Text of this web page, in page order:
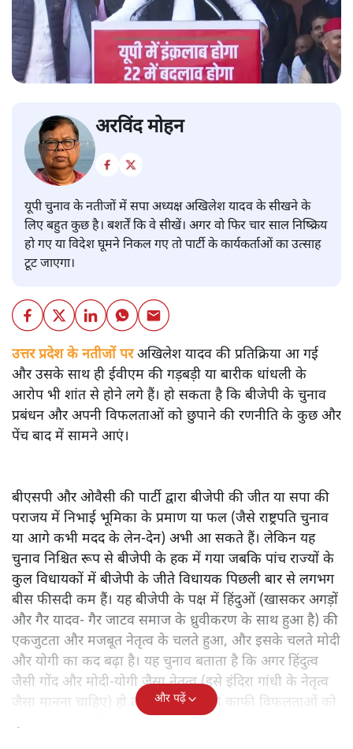
अरविंद मोहन
यूपी चुनाव के नतीजों में सपा अध्यक्ष अखिलेश यादव के सीखने के
लिए बहुत कुछ है। बशर्तें कि वे सीखें। अगर वो फिर चार साल निष्क्रिय
हो गए या विदेश घूमने निकल गए तो पार्टी के कार्यकर्ताओं का उत्साह
टूट जाएगा।
उत्तर प्रदेश के नतीजों परअखिलेश यादव की प्रतिक्रिया आ गई
और उसके साथ ही ईवीएम की गड़बड़ी या बारीक धांधली के
आरोप भी शांत से होने लगे हैं। हो सकता है कि बीजेपी के चुनाव
प्रबंधन और अपनी विफलताओं को छुपाने की रणनीति के कुछ और
पेंच बाद में सामने आएं।
बीएसपी और ओवैसी की पार्टी द्वारा बीजेपी की जीत या सपा की
पराजय में निभाई भूमिका के प्रमाण या फल (जैसे राष्ट्रपति चुनाव
या आगे कभी मदद के लेन-देन) अभी आ सकते हैं। लेकिन यह
चुनाव निश्चित रूप से बीजेपी के हक में गया जबकि पांच राज्यों के
कुल विधायकों में बीजेपी के जीते विधायक पिछली बार से लगभग
बीस फीसदी कम हैं। यह बीजेपी के पक्ष में हिंदुओं (खासकर अगड़ों
और गैर यादव- गैर जाटव समाज के ध्रुवीकरण के साथ हुआ है) की
एकजुटता और मजबूत नेतृत्व के चलते हुआ, और इसके चलते मोदी
और योगी का कद बढ़ा है। यह चुनाव बताता है कि अगर हिंदुत्व
जैसी गोंद और मोदी-योगी जैसा नेतृत्व (इसे इंदिरा गांधी के नेतृत्व
जैसा मानना चाहिए) हो तो लोग शासन की काफी विफलताओं को
भुलाकर दोबारा मौका देने को तैयार रहते हैं।
और पढ़ें